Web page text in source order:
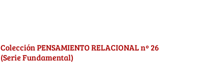
Colección PENSAMIENTO RELACIONAL nº 26
(Serie Fundamental)